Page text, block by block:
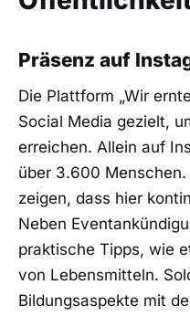
Präsenz auf
Die Plattform „Wir
Social Media gezielt,
erreichen. Allein auf
über 3.600
zeigen, dass hier
Neben
praktische Tipps, wie
von Lebensmitteln.
Bildungsaspekte mit